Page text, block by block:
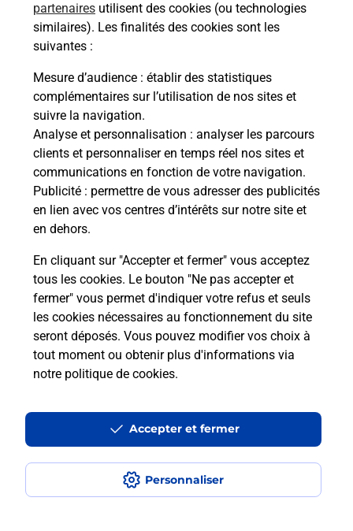
partenaires utilisent des cookies (ou technologies
similaires). Les finalités des cookies sont les
suivantes :
Mesure d’audience : établir des statistiques
complémentaires sur l’utilisation de nos sites et
suivre la navigation.
Analyse et personnalisation : analyser les parcours
clients et personnaliser en temps réel nos sites et
communications en fonction de votre navigation.
Publicité : permettre de vous adresser des publicités
en lien avec vos centres d’intérêts sur notre site et
en dehors.
En cliquant sur "Accepter et fermer" vous acceptez
tous les cookies. Le bouton "Ne pas accepter et
fermer" vous permet d'indiquer votre refus et seuls
les cookies nécessaires au fonctionnement du site
seront déposés. Vous pouvez modifier vos choix à
tout moment ou obtenir plus d'informations via
notre politique de cookies.
Personnaliser
Accepter et fermer
La téléassistance classique avec
médaillon d’alarme qu’est ce que
c’est ?
Comment fonctionne la
téléassistance classique ?
Comment est installée la
téléassistance classique ?
Localiser Liste
Liste - téléassistance
Calvados - téléassistance
Le Molay Littry - téléassistance
Accessibilité : partiellement conforme
Conditions contractuelles
Mentions légales